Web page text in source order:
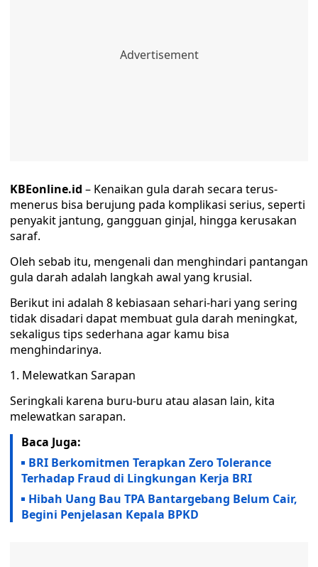
KBEonline.id – Kenaikan gula darah secara terus-
menerus bisa berujung pada komplikasi serius, seperti
penyakit jantung, gangguan ginjal, hingga kerusakan
saraf.
Oleh sebab itu, mengenali dan menghindari pantangan
gula darah adalah langkah awal yang krusial.
Berikut ini adalah 8 kebiasaan sehari-hari yang sering
tidak disadari dapat membuat gula darah meningkat,
sekaligus tips sederhana agar kamu bisa
menghindarinya.
1. Melewatkan Sarapan
Seringkali karena buru-buru atau alasan lain, kita
melewatkan sarapan.
Baca Juga:
BRI Berkomitmen Terapkan Zero Tolerance
Terhadap Fraud di Lingkungan Kerja BRI
Hibah Uang Bau TPA Bantargebang Belum Cair,
Begini Penjelasan Kepala BPKD